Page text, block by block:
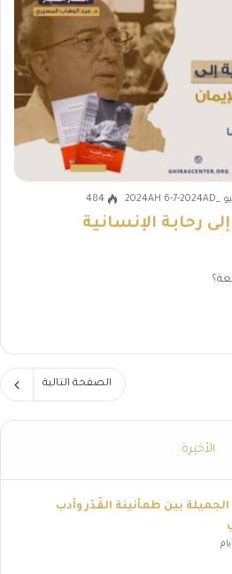
484
رحابة الإنسانية
الصفحة التالية
الأخيرة
الجميلة بين طمأنينة القَدَر وأدب